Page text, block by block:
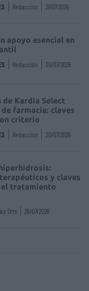
Redacción 31/07/2026
apoyo esencial en
Redacción 30/07/2026
de Kardia Select
farmacia: claves
criterio
Redacción 30/07/2026
y claves
el tratamiento
Orts 28/07/2026